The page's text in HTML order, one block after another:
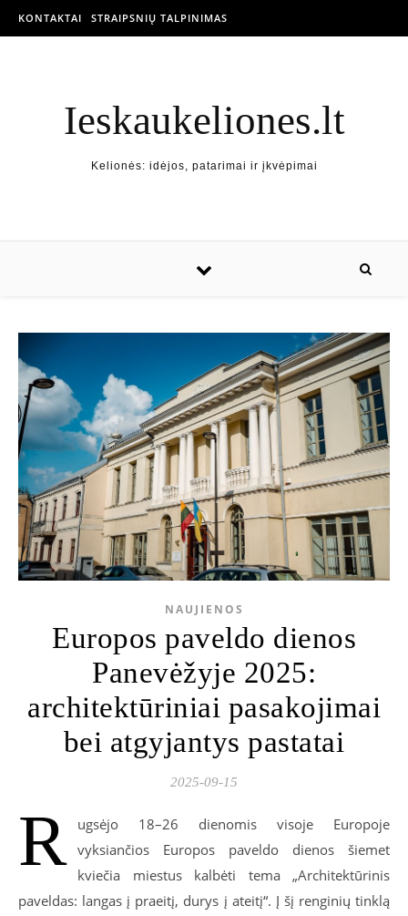
KONTAKTAI STRAIPSNIŲ TALPINIMAS
Ieskaukeliones.lt
Kelionės: idėjos, patarimai ir įkvėpimai
NAUJIENOS
Europos paveldo dienos
Panevėžyje 2025:
architektūriniai pasakojimai
bei atgyjantys pastatai
2025-09-15
R
ugsėjo 18–26 dienomis visoje Europoje
vyksiančios Europos paveldo dienos šiemet
kviečia miestus kalbėti tema „Architektūrinis
paveldas: langas į praeitį, durys į ateitį“. Į šį renginių tinklą